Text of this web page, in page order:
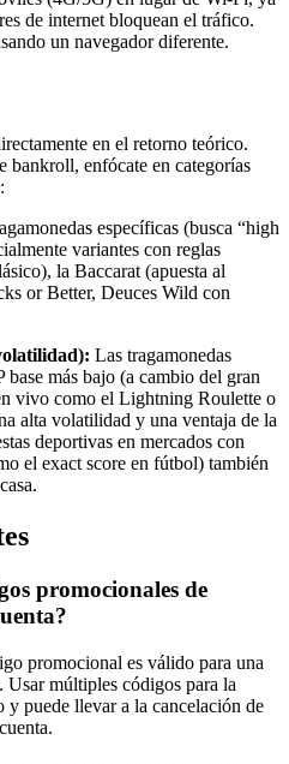
de internet bloquean el tráfico.
un navegador diferente.
en el retorno teórico.
bankroll, enfócate en categorías
específicas (busca “high
variantes con reglas
la Baccarat (apuesta al
or Better, Deuces Wild con
Las tragamonedas
más bajo (a cambio del gran
vivo como el Lightning Roulette o
alta volatilidad y una ventaja de la
deportivas en mercados con
el exact score en fútbol) también
promocionales de
promocional es válido para una
Usar múltiples códigos para la
y puede llevar a la cancelación de